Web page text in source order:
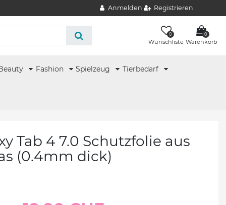
Anmelden Registrieren
0
Wunschliste
0
Warenkorb
Fashion Spielzeug Tierbedarf
Tab 4 7.0 Schutzfolie aus
(0.4mm dick)